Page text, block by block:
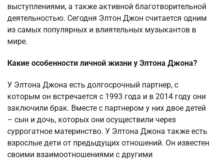
выступлениями, а также активной благотворительной
деятельностью. Сегодня Элтон Джон считается одним
из самых популярных и влиятельных музыкантов в
мире.
Какие особенности личной жизни у Элтона Джона?
У Элтона Джона есть долгосрочный партнер, с
которым он встречается с 1993 года и в 2014 году они
заключили брак. Вместе с партнером у них двое детей
– сын и дочь, которых они осуществили через
суррогатное материнство. У Элтона Джона также есть
взрослые дети от предыдущих отношений. Он известен
своими взаимоотношениями с другими